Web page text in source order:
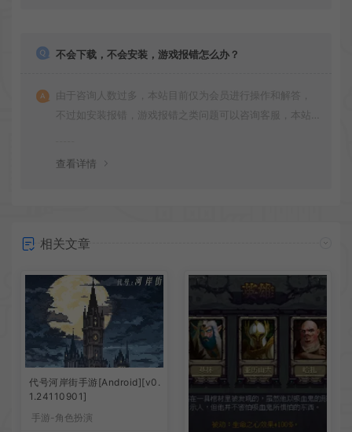
不会下载，不会安装，游戏报错怎么办？
由于咨询人数过多，本站目前仅为会员进行操作和解答，
不过如安装报错，游戏报错之类问题可以咨询客服，本站
查看详情
相关文章
代号河岸街手游[Android][v0.
1.24110901]
手游-角色扮演